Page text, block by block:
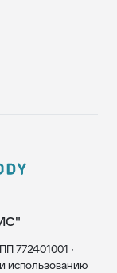
772401001 ·
использованию